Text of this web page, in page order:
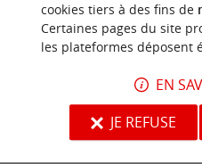
713 m - Les Herbiers
NOUS AVONS
cookies tiers à des fins de
Certaines pages du site
les plateformes déposent
EN
JE REFUSE